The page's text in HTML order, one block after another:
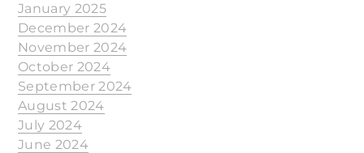
January 2025
December 2024
November 2024
October 2024
September 2024
August 2024
July 2024
June 2024